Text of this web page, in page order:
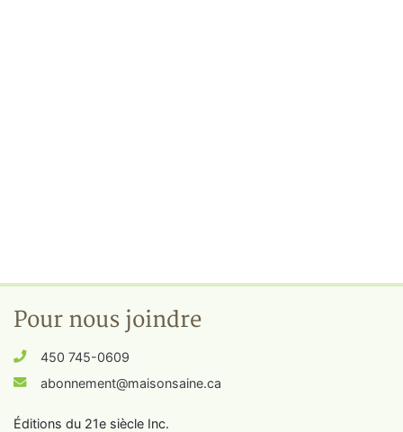
Pour nous joindre
450 745-0609
abonnement@maisonsaine.ca
Éditions du 21e siècle Inc.